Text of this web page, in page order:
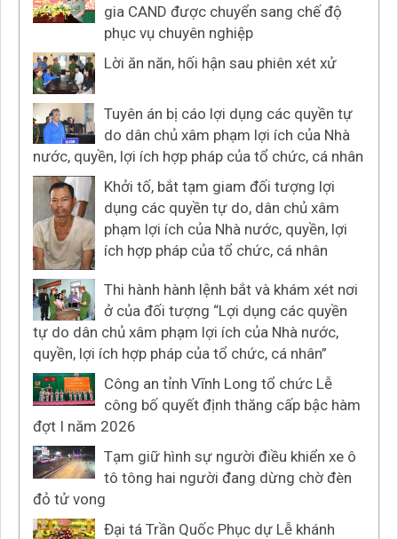
gia CAND được chuyển sang chế độ
phục vụ chuyên nghiệp
Lời ăn năn, hối hận sau phiên xét xử
Tuyên án bị cáo lợi dụng các quyền tự
do dân chủ xâm phạm lợi ích của Nhà
nước, quyền, lợi ích hợp pháp của tổ chức, cá nhân
Khởi tố, bắt tạm giam đối tượng lợi
dụng các quyền tự do, dân chủ xâm
phạm lợi ích của Nhà nước, quyền, lợi
ích hợp pháp của tổ chức, cá nhân
Thi hành hành lệnh bắt và khám xét nơi
ở của đối tượng “Lợi dụng các quyền
tự do dân chủ xâm phạm lợi ích của Nhà nước,
quyền, lợi ích hợp pháp của tổ chức, cá nhân”
Công an tỉnh Vĩnh Long tổ chức Lễ
công bố quyết định thăng cấp bậc hàm
đợt I năm 2026
Tạm giữ hình sự người điều khiển xe ô
tô tông hai người đang dừng chờ đèn
đỏ tử vong
Đại tá Trần Quốc Phục dự Lễ khánh